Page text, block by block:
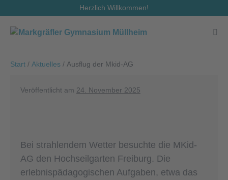
Inhalt
springen
Herzlich Willkommen!
Start / Aktuelles / Ausflug der Mkid-AG
Veröffentlicht am 24. November 2025
Bei strahlendem Wetter besuchte die MKid-
AG den Hochseilgarten Freiburg. Die
erlebnispädagogischen Aufgaben, etwa das